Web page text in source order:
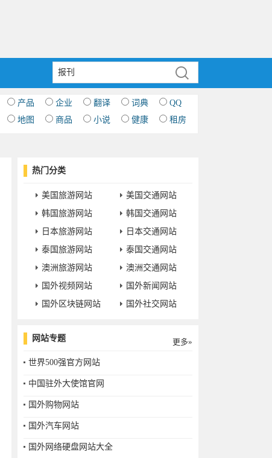
产品 企业 翻译 词典
QQ
地图 商品 小说 健康 租房
热门分类
美国旅游网站
美国交通网站
韩国旅游网站
韩国交通网站
日本旅游网站
日本交通网站
泰国旅游网站
泰国交通网站
澳洲旅游网站
澳洲交通网站
国外视频网站
国外新闻网站
国外区块链网站
国外社交网站
网站专题 更多»
世界500强官方网站
中国驻外大使馆官网
国外购物网站
国外汽车网站
国外网络硬盘网站大全